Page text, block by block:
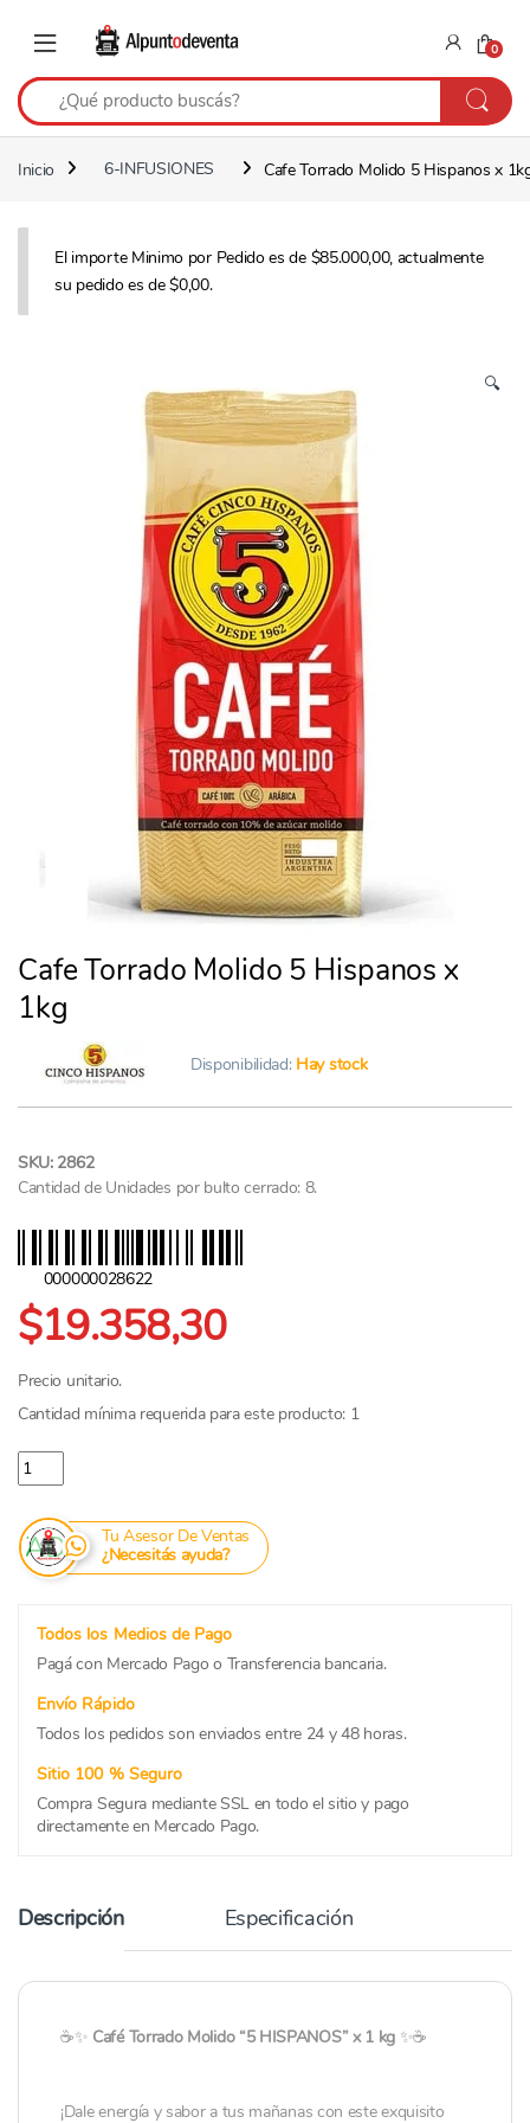
0
Inicio 6-INFUSIONES Cafe Torrado Molido 5 Hispanos x
El importe Minimo por Pedido es de $85.000,00, actualmente
su pedido es de $0,00.
🔍
Cafe Torrado Molido 5 Hispanos x
1kg
Disponibilidad: Hay stock
SKU: 2862
Cantidad de Unidades por bulto cerrado: 8.
000000028622
$19.358,30
Precio unitario.
Cantidad mínima requerida para este producto: 1
Cafe Torrado Molido 5 Hispanos x 1kg cantidad
Tu Asesor De Ventas
¿Necesitás ayuda?
Todos los Medios de Pago
Pagá con Mercado Pago o Transferencia bancaria.
Envío Rápido
Todos los pedidos son enviados entre 24 y 48 horas.
Sitio 100 % Seguro
Compra Segura mediante SSL en todo el sitio y pago
directamente en Mercado Pago.
Descripción Especificación
☕✨ Café Torrado Molido “5 HISPANOS” x 1 kg ✨☕
¡Dale energía y sabor a tus mañanas con este exquisito